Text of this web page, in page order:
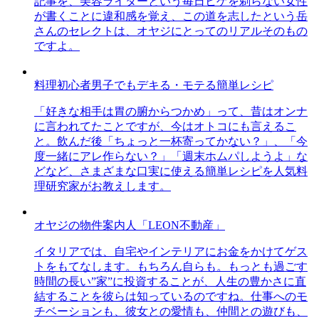
が書くことに違和感を覚え、この道を志したという岳
さんのセレクトは、オヤジにとってのリアルそのもの
ですよ。
料理初心者男子でもデキる・モテる簡単レシピ
「好きな相手は胃の腑からつかめ」って、昔はオンナ
に言われてたことですが、今はオトコにも言えるこ
と。飲んだ後「ちょっと一杯寄ってかない？」、「今
度一緒にアレ作らない？」「週末ホムパしようよ」な
どなど、さまざまな口実に使える簡単レシピを人気料
理研究家がお教えします。
オヤジの物件案内人「LEON不動産」
イタリアでは、自宅やインテリアにお金をかけてゲス
トをもてなします。もちろん自らも。もっとも過ごす
時間の長い”家”に投資することが、人生の豊かさに直
結することを彼らは知っているのですね。仕事へのモ
チベーションも、彼女との愛情も、仲間との遊びも、